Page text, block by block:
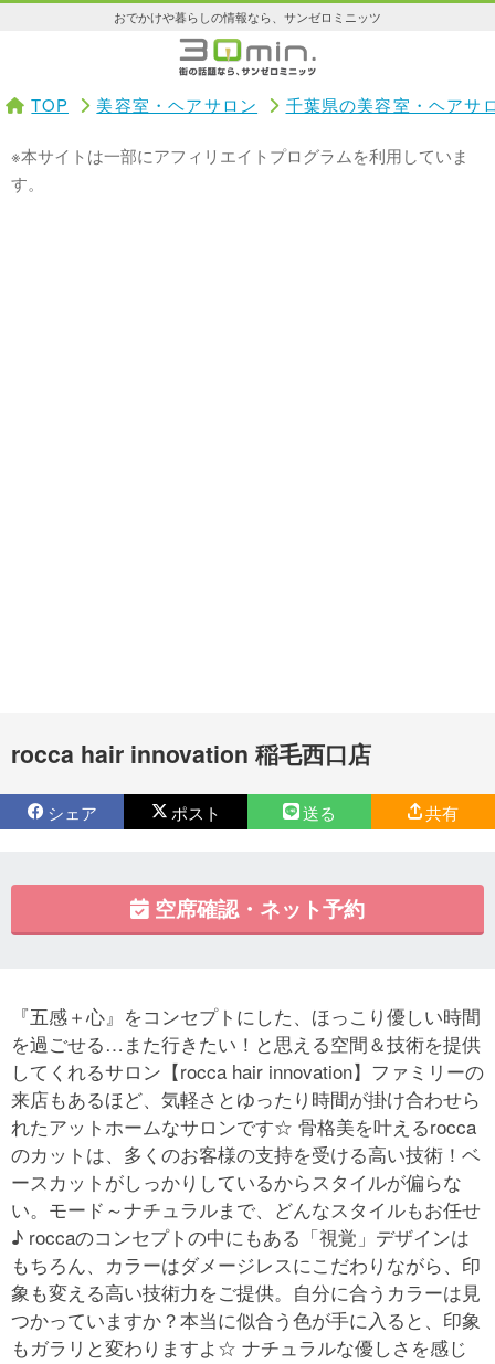
おでかけや暮らしの情報なら、サンゼロミニッツ
TOP 美容室・ヘアサロン 千葉県の美容室・ヘアサ
※本サイトは一部にアフィリエイトプログラムを利用していま
す。
rocca hair innovation 稲毛西口店
シェア ポスト 送る 共有
空席確認・ネット予約
『五感＋心』をコンセプトにした、ほっこり優しい時間
を過ごせる…また行きたい！と思える空間＆技術を提供
してくれるサロン【rocca hair innovation】ファミリーの
来店もあるほど、気軽さとゆったり時間が掛け合わせら
れたアットホームなサロンです☆ 骨格美を叶えるrocca
のカットは、多くのお客様の支持を受ける高い技術！ベ
ースカットがしっかりしているからスタイルが偏らな
い。モード～ナチュラルまで、どんなスタイルもお任せ
♪ roccaのコンセプトの中にもある「視覚」デザインは
もちろん、カラーはダメージレスにこだわりながら、印
象も変える高い技術力をご提供。自分に合うカラーは見
つかっていますか？本当に似合う色が手に入ると、印象
もガラリと変わりますよ☆ ナチュラルな優しさを感じ